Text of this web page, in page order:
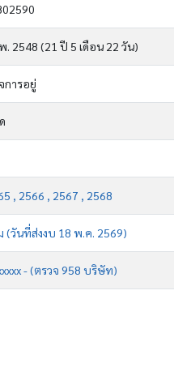
. 2548 (21 ปี 5 เดือน 22 วัน)
การอยู่
, 2566 , 2567 , 2568
(วันที่ส่งงบ 18 พ.ค. 2569)
- (ตรวจ 958 บริษัท)